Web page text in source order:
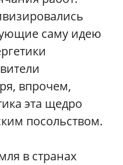
саму идею
впрочем,
эта щедро
посольством.
в странах